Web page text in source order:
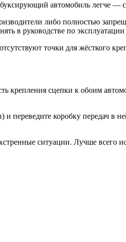
автомобиль легче —
либо полностью
в руководстве по
точки для жёсткого
крепления сцепки к обоим
переведите коробку передач
ситуации. Лучше всего